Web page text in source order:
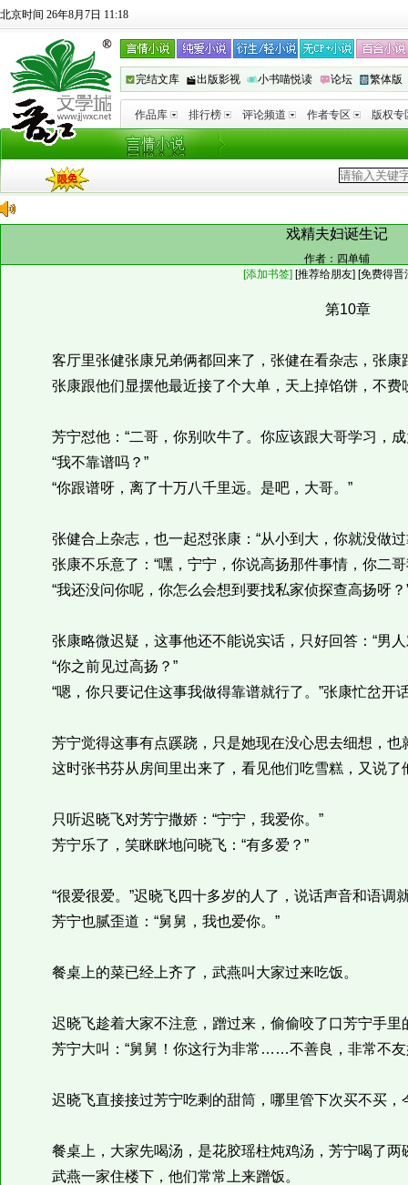
北京时间 26年8月7日 11:18
完结文库 出版影视 小书喵悦读 论坛 繁体版
作品库 排行榜 评论频道 作者专区 版权专
戏精夫妇诞生记
作者： 四单铺
[添加书签] [推荐给朋友] [免费得晋
第10章
客厅里张健张康兄弟俩都回来了，张健在看杂志，张康
张康跟他们显摆他最近接了个大单，天上掉馅饼，不费
芳宁怼他：“二哥，你别吹牛了。你应该跟大哥学习，成
“我不靠谱吗？”
“你跟谱呀，离了十万八千里远。是吧，大哥。”
张健合上杂志，也一起怼张康：“从小到大，你就没做过
张康不乐意了：“嘿，宁宁，你说高扬那件事情，你二哥
“我还没问你呢，你怎么会想到要找私家侦探查高扬呀？
张康略微迟疑，这事他还不能说实话，只好回答：“男人
“你之前见过高扬？”
“嗯，你只要记住这事我做得靠谱就行了。”张康忙岔开
芳宁觉得这事有点蹊跷，只是她现在没心思去细想，也
这时张书芬从房间里出来了，看见他们吃雪糕，又说了
只听迟晓飞对芳宁撒娇：“宁宁，我爱你。”
芳宁乐了，笑眯眯地问晓飞：“有多爱？”
“很爱很爱。”迟晓飞四十多岁的人了，说话声音和语调
芳宁也腻歪道：“舅舅，我也爱你。”
餐桌上的菜已经上齐了，武燕叫大家过来吃饭。
迟晓飞趁着大家不注意，蹭过来，偷偷咬了口芳宁手里
芳宁大叫：“舅舅！你这行为非常……不善良，非常不友
迟晓飞直接接过芳宁吃剩的甜筒，哪里管下次买不买，
餐桌上，大家先喝汤，是花胶瑶柱炖鸡汤，芳宁喝了两
武燕一家住楼下，他们常常上来蹭饭。